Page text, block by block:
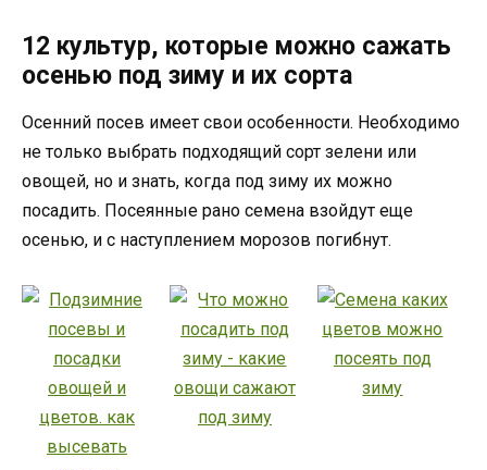
12 культур, которые можно сажать
осенью под зиму и их сорта
Осенний посев имеет свои особенности. Необходимо
не только выбрать подходящий сорт зелени или
овощей, но и знать, когда под зиму их можно
посадить. Посеянные рано семена взойдут еще
осенью, и с наступлением морозов погибнут.